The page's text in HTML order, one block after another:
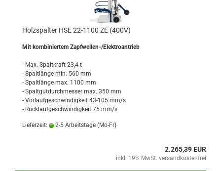
Holzspalter HSE 22-1100 ZE (400V)
Mit kombiniertem Zapfwellen-/Elektroantrieb
- Max. Spaltkraft 23,4 t
- Spaltlänge min. 560 mm
- Spaltlänge max. 1100 mm
- Spaltgutdurchmesser max. 350 mm
- Vorlaufgeschwindigkeit 43-105 mm/s
- Rücklaufgeschwindigkeit 75 mm/s
Lieferzeit: 2-5 Arbeitstage (Mo-Fr)
2.265,39 EUR
inkl. 19% MwSt. versandkostenfrei